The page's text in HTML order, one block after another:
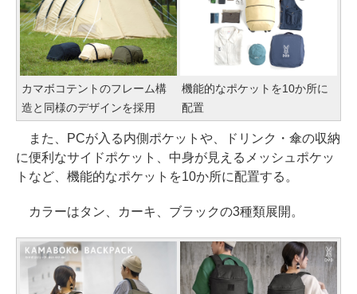
カマボコテントのフレーム構
造と同様のデザインを採用
機能的なポケットを10か所に
配置
また、PCが入る内側ポケットや、ドリンク・傘の収納
に便利なサイドポケット、中身が見えるメッシュポケッ
トなど、機能的なポケットを10か所に配置する。
カラーはタン、カーキ、ブラックの3種類展開。